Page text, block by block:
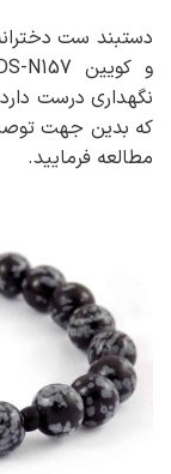
دستبند ست
نگهداری درست
که بدین جهت
مطالعه فرمایید.